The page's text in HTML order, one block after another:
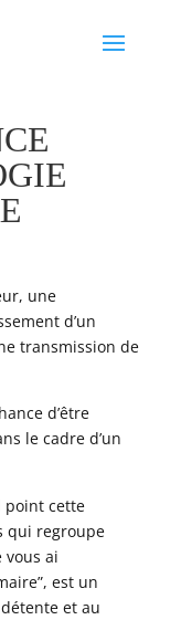
une
d’un
transmission de
d’être
le cadre d’un
point cette
qui regroupe
vous ai
est un
et au